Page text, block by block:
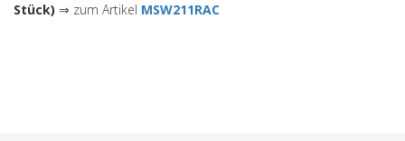
Stück) ⇒ zum Artikel MSW211RAC